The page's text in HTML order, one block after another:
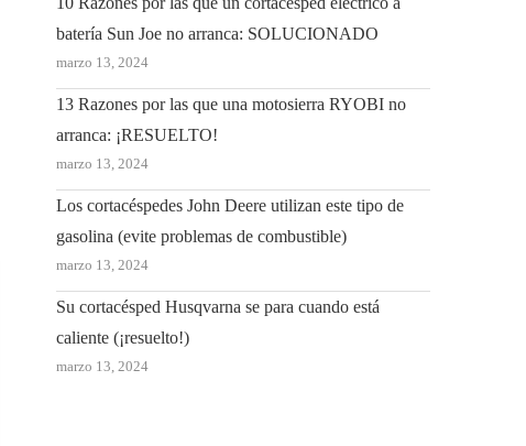
batería Sun Joe no arranca: SOLUCIONADO
marzo 13, 2024
13 Razones por las que una motosierra RYOBI no
arranca: ¡RESUELTO!
marzo 13, 2024
Los cortacéspedes John Deere utilizan este tipo de
gasolina (evite problemas de combustible)
marzo 13, 2024
Su cortacésped Husqvarna se para cuando está
caliente (¡resuelto!)
marzo 13, 2024